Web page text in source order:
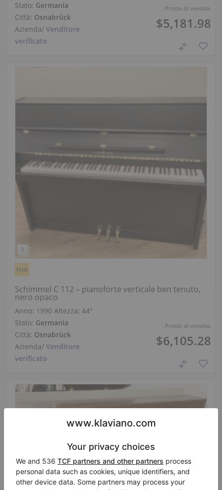
Prezzo di vendita:
$5,181.98
Stato: Germania
Città: Osnabrück
Azienda/ Venditore
verificato
Prezzo di vendita:
$6,105.28
Hot
Schimmel C 112 – pianoforte verticale ben tenuto,
nero opaco
Anno: 1990 Altezza: 44″
Stato: Germania
Città: Osnabrück
Azienda/ Venditore
verificato